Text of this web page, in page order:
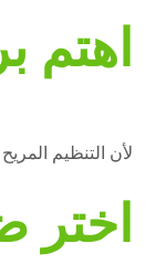
اهتم
لأن التنظيم
اختر